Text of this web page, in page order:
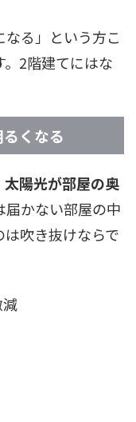
なる」という方こ
。2階建てにはな
くなる
太陽光が部屋の奥
届かない部屋の中
吹き抜けならで